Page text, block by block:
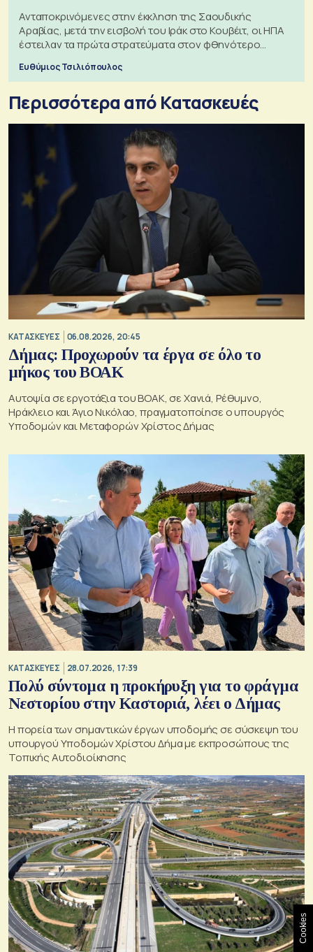
Ανταποκρινόμενες στην έκκληση της Σαουδικής
Αραβίας, μετά την εισβολή του Ιράκ στο Κουβέιτ, οι ΗΠΑ
έστειλαν τα πρώτα στρατεύματα στον φθηνότερο
Ευθύμιος Τσιλιόπουλος
Περισσότερα από Κατασκευές
ΚΑΤΑΣΚΕΥΕΣ 06.08.2026, 20:45
Δήμας: Προχωρούν τα έργα σε όλο το
μήκος του ΒΟΑΚ
Αυτοψία σε εργοτάξια του ΒΟΑΚ, σε Χανιά, Ρέθυμνο,
Ηράκλειο και Άγιο Νικόλαο, πραγματοποίησε ο υπουργός
Υποδομών και Μεταφορών Χρίστος Δήμας
ΚΑΤΑΣΚΕΥΕΣ 28.07.2026, 17:39
Πολύ σύντομα η προκήρυξη για το φράγμα
Νεστορίου στην Καστοριά, λέει ο Δήμας
H πορεία των σημαντικών έργων υποδομής σε σύσκεψη του
υπουργού Υποδομών Χρίστου Δήμα με εκπροσώπους της
Τοπικής Αυτοδιοίκησης
Cookies